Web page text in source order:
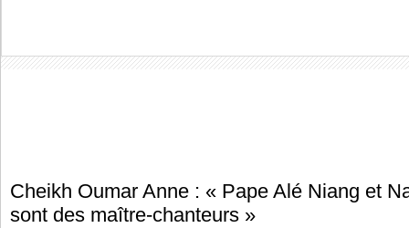
Cheikh Oumar Anne : « Pape Alé Niang et
sont des maître-chanteurs »